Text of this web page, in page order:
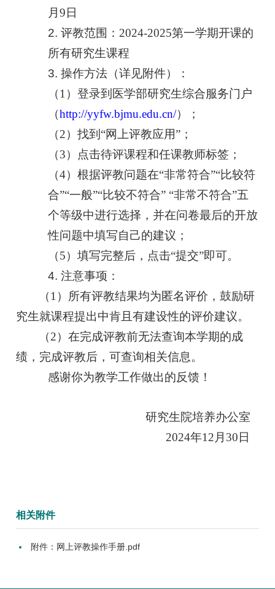
月9 日
2.评教范围 ： 2024-2025第一学期开课的
所有研究生课程
3.操作方法（详见附件）
：
（1 ）登录到医学部研究生综合服务门户
（http://yyfw.bjmu.edu.cn/）；
（2）找到 “网上评教应用” ；
（3）点击待评课程和任课教师标签；
（4）根据评教问题在“非常符合”“比较符
合”“一般”“比较不符合” “非常不符合”五
个等级中进行选择，并在问卷最后的开放
性问题中填写自己的建议；
（5）填写完整后，点击“提交”即可。
4.注意事项 ：
（1 ）所有评教结果均为匿名评价，鼓励研
究生就课程提出中肯且有建设性的评价建议。
（2）在完成评教前无法查询本学期的成
绩，完成评教后，可查询相关信息。
感谢你为教学工作做出的反馈！
研究生院培养办公室
2024年12 月 30 日
相关附件
附件：网上评教操作手册.pdf